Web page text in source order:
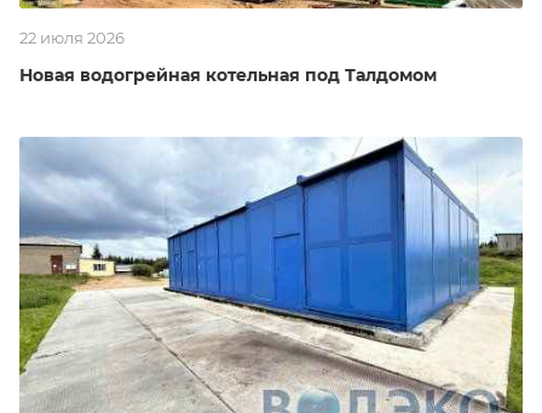
22 июля 2026
Новая водогрейная котельная под Талдомом